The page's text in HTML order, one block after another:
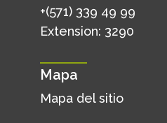
+(571) 339 49 99
Extension: 3290
Mapa
Mapa del sitio